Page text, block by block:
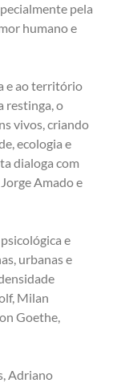
pela
humano e
e ao território
restinga, o
vivos, criando
ecologia e
dialoga com
Amado e
e
urbanas e
Milan
Goethe,
Adriano